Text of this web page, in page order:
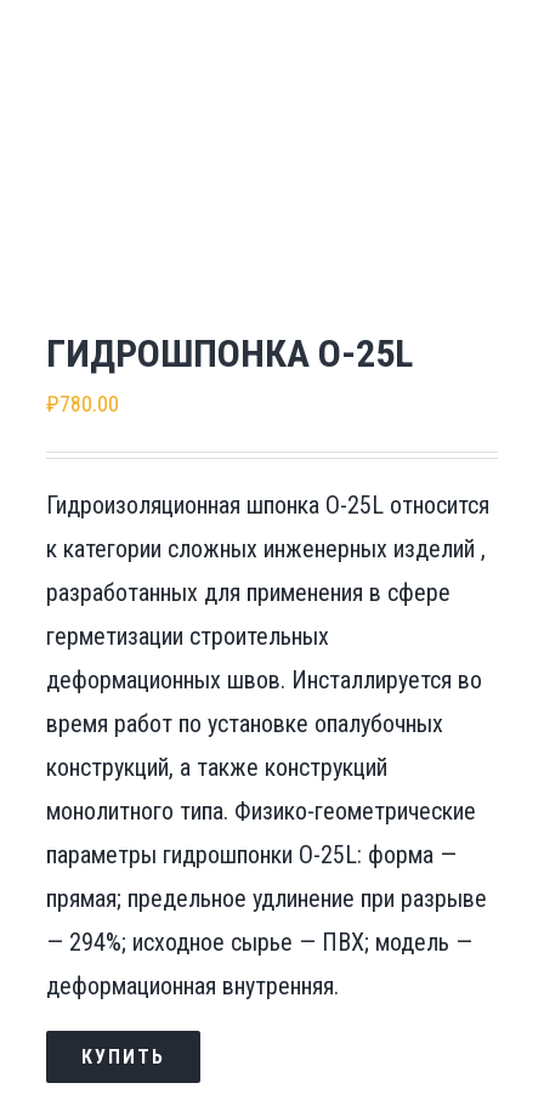
ГИДРОШПОНКА О-25L
₽780.00
Гидроизоляционная шпонка О-25L относится
к категории сложных инженерных изделий ,
разработанных для применения в сфере
герметизации строительных
деформационных швов. Инсталлируется во
время работ по установке опалубочных
конструкций, а также конструкций
монолитного типа. Физико-геометрические
параметры гидрошпонки О-25L: форма —
прямая; предельное удлинение при разрыве
— 294%; исходное сырье — ПВХ; модель —
деформационная внутренняя.
КУПИТЬ